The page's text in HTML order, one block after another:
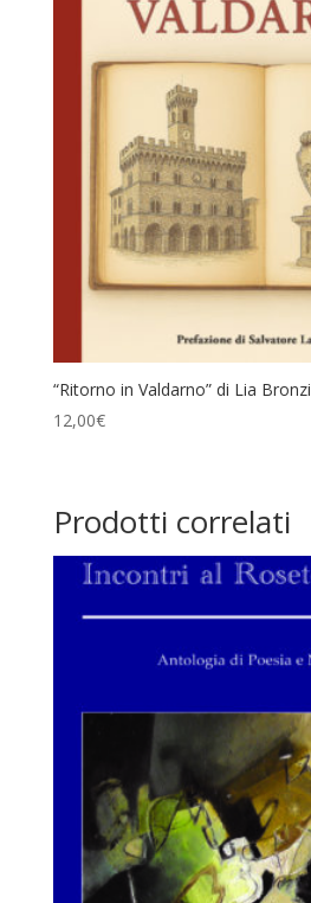
“Ritorno in Valdarno” di Lia Bronzi
12,00€
Prodotti correlati